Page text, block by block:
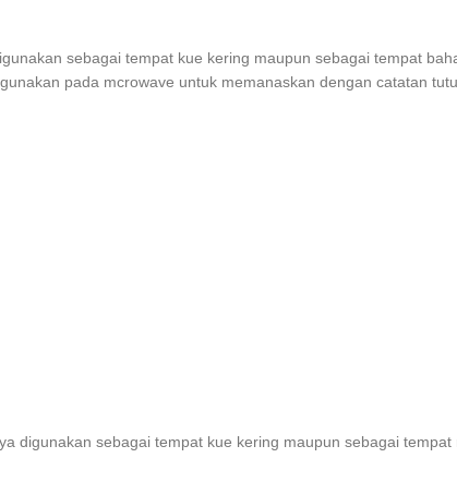
sebagai tempat kue kering maupun sebagai tempat
pada mcrowave untuk memanaskan dengan catatan
digunakan sebagai tempat kue kering maupun sebagai